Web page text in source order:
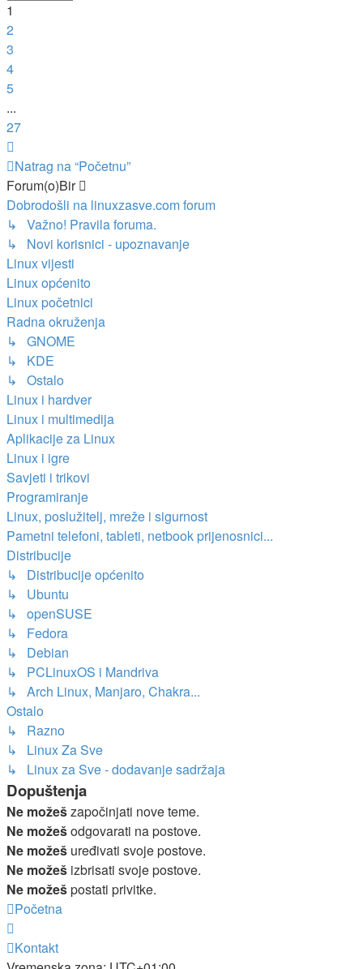
1
2
3
4
5
...
27
Natrag na “Početnu”
Forum(o)Bir
Dobrodošli na linuxzasve.com forum
↳ Važno! Pravila foruma.
↳ Novi korisnici - upoznavanje
Linux vijesti
Linux općenito
Linux početnici
Radna okruženja
↳ GNOME
↳ KDE
↳ Ostalo
Linux i hardver
Linux i multimedija
Aplikacije za Linux
Linux i igre
Savjeti i trikovi
Programiranje
Linux, poslužitelj, mreže i sigurnost
Pametni telefoni, tableti, netbook prijenosnici...
Distribucije
↳ Distribucije općenito
↳ Ubuntu
↳ openSUSE
↳ Fedora
↳ Debian
↳ PCLinuxOS i Mandriva
↳ Arch Linux, Manjaro, Chakra...
Ostalo
↳ Razno
↳ Linux Za Sve
↳ Linux za Sve - dodavanje sadržaja
Dopuštenja
Ne možešzapočinjati nove teme.
Ne možešodgovarati na postove.
Ne možeš uređivati svoje postove.
Ne možeš izbrisati svoje postove.
Ne možešpostati privitke.
Početna
Kontakt